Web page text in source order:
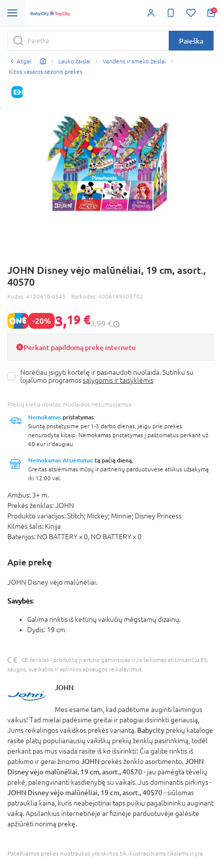
0
Paieška
Atgal Lauko žaislai
Vandens ir smėlio žaislai
Kitos vasaros sezono prekės
E-KAINA
JOHN Disney vėjo malūnėliai, 19 cm, asort.,
40570
Kodas: 4100610-0545 Barkodas: 4006149405702
-20% 3,19 €3,99 €
Perkant papildomą prekę internetu
Norėčiau įsigyti kortelę ir pasinaudoti nuolaida. Sutinku su
lojalumo programossąlygomis ir taisyklėmis
Prekių kiekis ribotas. Nuolaidos nesumuojamos.
Nemokamas pristatymas
Siuntą pristatysime per 1-3 darbo dienas, jeigu prie prekės
nenurodyta kitaip. Nemokamas pristatymas į paštomatus perkant už
60 eur ir daugiau.
Nemokamas Atsiėmimas tą pačią dieną.
Greitas atsiėmimas mūsų ir partnerių parduotuvėse atlikus užsakymą
iki 12:00 val.
Amžius: 3+ m.
Prekės ženklas:JOHN
Produkto variacijos:Stitch; Mickey; Minnie; Disney Princess
Kilmės šalis: Kinija
Baterijos: NO BATTERY x 0, NO BATTERY x 0
Apie prekę
JOHN Disney vėjo malūnėliai.
Savybės:
Galima rinktis iš keturių vaikučių mėgstamų dizainų.
Dydis: 19 cm
CE ženklas - produktą įvertino gamintojas ir jis laikomas atitinkančiu ES
saugos, sveikatos ir aplinkos apsaugos reikalavimus.
JOHN
Mes esame tam, kad padėtume auginti laimingus
vaikus! Tad mielai padėsime greitai ir patogiai išsirinkti geriausią,
Jums reikalingos vaikiškos prekės variantą. Babycity prekių kataloge
rasite platų populiariausių vaikiškų prekių ženklų pasirinkimą, todėl
perkant pas mus visada rasite iš ko išsirinkti! Čia galite rinktis iš
patikimo ir gerai žinomoJOHN prekės ženklo asortimento.JOHN
Disney vėjo malūnėliai, 19 cm, asort., 40570- jau pamėgta tėvelių
prekė, palengvinanti kasdienybę su vaikais. Jus dominantis pirkinys -
JOHN Disney vėjo malūnėliai, 19 cm, asort., 40570- siūlomas
patrauklia kaina, kuris neabejotinai taps puikiu pagalbininku auginant
vaiką. Apsilankius internetinėje ar fizinėje parduotuvėje galėsite
apžiūrėti norimą prekę.
Pateikiamos prekės nuotraukos yra skirtos tik iliustraciniams tikslams ir yra